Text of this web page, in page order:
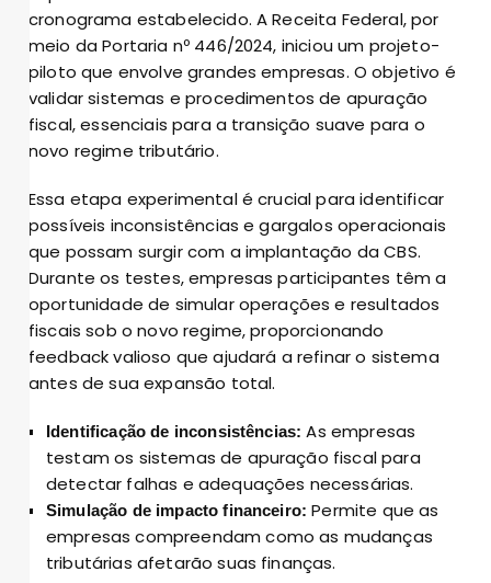
cronograma estabelecido. A Receita Federal, por
meio da Portaria nº 446/2024, iniciou um projeto-
piloto que envolve grandes empresas. O objetivo é
validar sistemas e procedimentos de apuração
fiscal, essenciais para a transição suave para o
novo regime tributário.
Essa etapa experimental é crucial para identificar
possíveis inconsistências e gargalos operacionais
que possam surgir com a implantação da CBS.
Durante os testes, empresas participantes têm a
oportunidade de simular operações e resultados
fiscais sob o novo regime, proporcionando
feedback valioso que ajudará a refinar o sistema
antes de sua expansão total.
Identificação de inconsistências: As empresas
testam os sistemas de apuração fiscal para
detectar falhas e adequações necessárias.
Simulação de impacto financeiro: Permite que as
empresas compreendam como as mudanças
tributárias afetarão suas finanças.